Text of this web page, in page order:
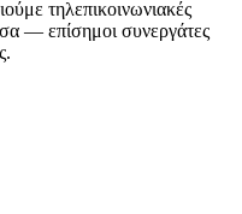
τηλεπικοινωνιακές
— επίσημοι συνεργάτες